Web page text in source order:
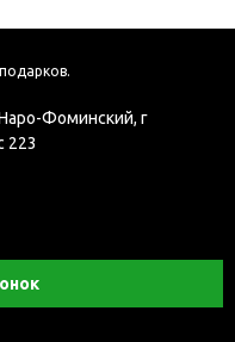
Фоминский, г
223